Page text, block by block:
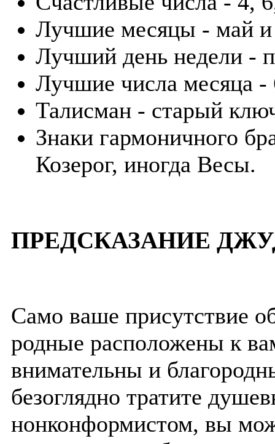
Лучшие месяцы - май
Лучший день недели -
Лучшие числа месяца -
Талисман - старый
Знаки гармоничного
Козерог, иногда Весы.
ПРЕДСКАЗАНИЕ
Само ваше присутствие
родные расположены к
внимательны и
безоглядно тратите
нонконформистом, вы